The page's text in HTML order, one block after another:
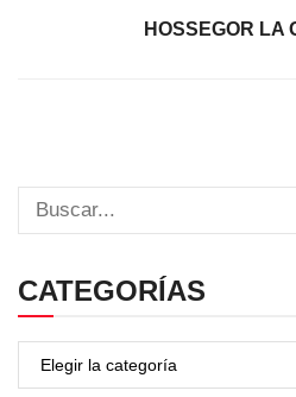
HOSSEGOR LA
CATEGORÍAS